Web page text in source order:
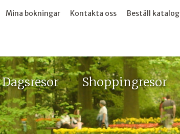
Mina bokningar Kontakta oss Beställ katalog
Dagsresor Shoppingresor